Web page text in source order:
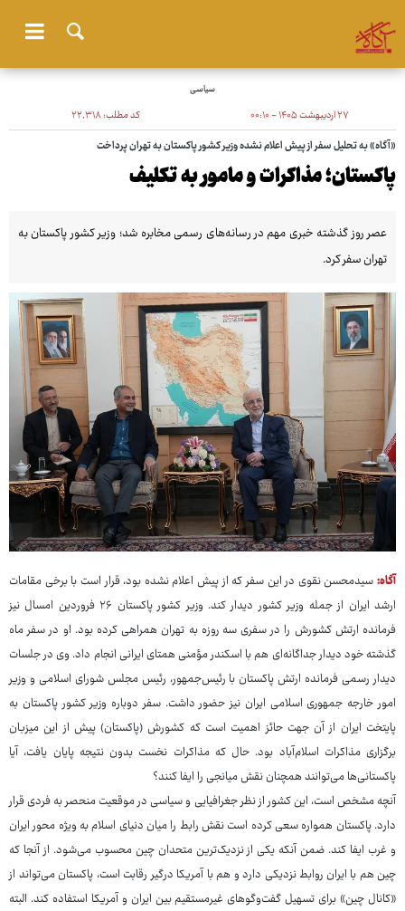
سیاسی
۲۷ اردیبهشت ۱۴۰۵ - ۰۰:۱۰ کد مطلب:۲۲٬۳۱۸
«آگاه» به تحلیل سفر از پیش اعلام نشده وزیر کشور پاکستان به تهران پرداخت
پاکستان؛ مذاکرات و مامور به تکلیف
عصر روز گذشته خبری مهم در رسانه‌های رسمی مخابره شد؛ وزیر کشور پاکستان به
تهران سفر کرد.
آگاه:سیدمحسن نقوی در این سفر که از پیش اعلام نشده بود، قرار است با برخی مقامات
ارشد ایران از جمله وزیر کشور دیدار کند. وزیر کشور پاکستان ۲۶‌ فروردین امسال نیز
فرمانده ارتش کشورش را در سفری سه روزه به تهران همراهی کرده بود. او در سفر ماه
گذشته خود دیدار جداگانه‌ای هم با اسکندر مؤمنی همتای ایرانی انجام داد. وی در جلسات
دیدار رسمی فرمانده ارتش پاکستان با رئیس‌جمهور، رئیس مجلس شورای اسلامی و وزیر
امور خارجه جمهوری اسلامی ایران نیز حضور داشت. سفر دوباره وزیر کشور پاکستان به
پایتخت ایران از آن جهت حائز اهمیت است که کشورش (پاکستان) پیش از این میزبان
برگزاری مذاکرات اسلام‌آباد بود. حال که مذاکرات نخست بدون نتیجه پایان یافت، آیا
پاکستانی‌ها می‌توانند همچنان نقش میانجی را ایفا کنند؟
آنچه مشخص است، این کشور از نظر جغرافیایی و سیاسی در موقعیت منحصر به ‌فردی قرار
دارد. پاکستان همواره سعی کرده است نقش رابط را میان دنیای اسلام به ویژه محور ایران
و غرب ایفا کند. ضمن آنکه یکی از نزدیک‌ترین متحدان چین محسوب می‌شود. از آنجا که
چین هم با ایران روابط نزدیکی دارد و هم با آمریکا درگیر رقابت است، پاکستان می‌تواند از
«کانال چین» برای تسهیل گفت‌وگوهای غیرمستقیم بین ایران و آمریکا استفاده کند. البته